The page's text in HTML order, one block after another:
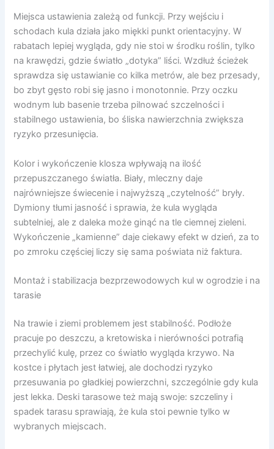
Miejsca ustawienia zależą od funkcji. Przy wejściu i
schodach kula działa jako miękki punkt orientacyjny. W
rabatach lepiej wygląda, gdy nie stoi w środku roślin, tylko
na krawędzi, gdzie światło „dotyka” liści. Wzdłuż ścieżek
sprawdza się ustawianie co kilka metrów, ale bez przesady,
bo zbyt gęsto robi się jasno i monotonnie. Przy oczku
wodnym lub basenie trzeba pilnować szczelności i
stabilnego ustawienia, bo śliska nawierzchnia zwiększa
ryzyko przesunięcia.
Kolor i wykończenie klosza wpływają na ilość
przepuszczanego światła. Biały, mleczny daje
najrówniejsze świecenie i najwyższą „czytelność” bryły.
Dymiony tłumi jasność i sprawia, że kula wygląda
subtelniej, ale z daleka może ginąć na tle ciemnej zieleni.
Wykończenie „kamienne” daje ciekawy efekt w dzień, za to
po zmroku częściej liczy się sama poświata niż faktura.
Montaż i stabilizacja bezprzewodowych kul w ogrodzie i na
tarasie
Na trawie i ziemi problemem jest stabilność. Podłoże
pracuje po deszczu, a kretowiska i nierówności potrafią
przechylić kulę, przez co światło wygląda krzywo. Na
kostce i płytach jest łatwiej, ale dochodzi ryzyko
przesuwania po gładkiej powierzchni, szczególnie gdy kula
jest lekka. Deski tarasowe też mają swoje: szczeliny i
spadek tarasu sprawiają, że kula stoi pewnie tylko w
wybranych miejscach.